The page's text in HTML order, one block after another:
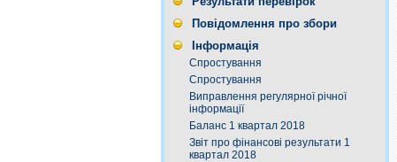
Повідомлення про збори
Інформація
Спростування
Спростування
Виправлення регулярної річної
інформації
Баланс 1 квартал 2018
Звіт про фінансові результати 1
квартал 2018